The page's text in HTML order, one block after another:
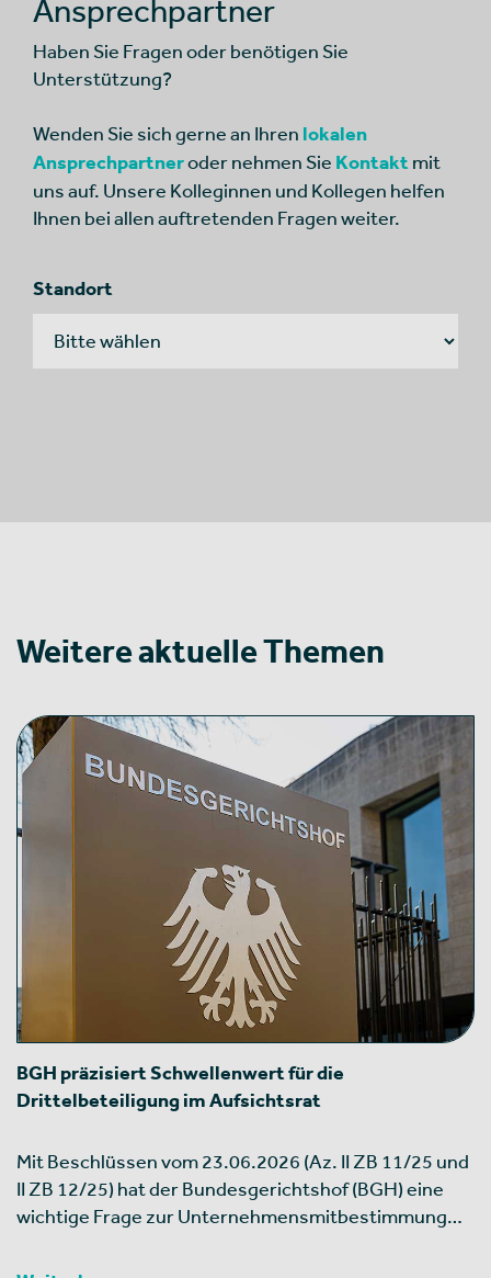
Ansprechpartner
Haben Sie Fragen oder benötigen Sie
Unterstützung?
Wenden Sie sich gerne an Ihren lokalen
Ansprechpartneroder nehmen Sie Kontaktmit
uns auf. Unsere Kolleginnen und Kollegen helfen
Ihnen bei allen auftretenden Fragen weiter.
Standort
Weitere aktuelle Themen
BGH präzisiert Schwellenwert für die
Drittelbeteiligung im Aufsichtsrat
Mit Beschlüssen vom 23.06.2026 (Az. II ZB 11/25 und
II ZB 12/25) hat der Bundesgerichtshof (BGH) eine
wichtige Frage zur Unternehmensmitbestimmung…